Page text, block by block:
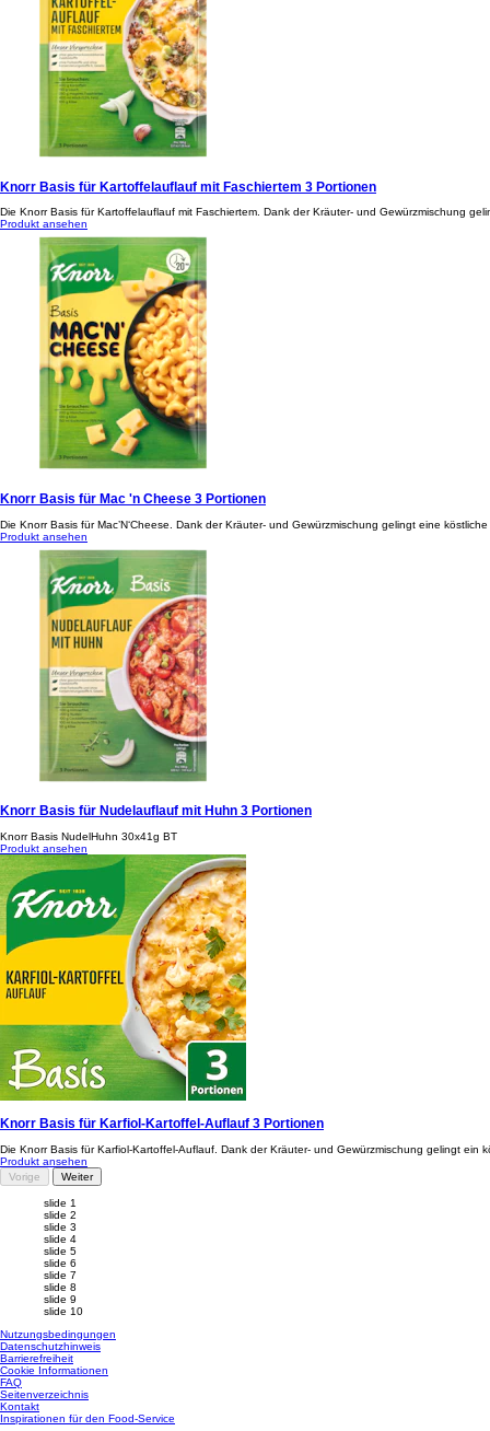
Knorr Basis für Kartoffelauflauf mit Faschiertem 3 Portionen
Die Knorr Basis für Kartoffelauflauf mit Faschiertem. Dank der Kräuter- und Gewürzmischung
Produkt ansehen
Knorr Basis für Mac 'n Cheese 3 Portionen
Die Knorr Basis für Mac’N‘Cheese. Dank der Kräuter- und Gewürzmischung gelingt eine
Produkt ansehen
Knorr Basis für Nudelauflauf mit Huhn 3 Portionen
Knorr Basis NudelHuhn 30x41g BT
Produkt ansehen
Knorr Basis für Karfiol-Kartoffel-Auflauf 3 Portionen
Die Knorr Basis für Karfiol-Kartoffel-Auflauf. Dank der Kräuter- und Gewürzmischung gelingt ein
Produkt ansehen
Vorige
Weiter
slide 1
slide 2
slide 3
slide 4
slide 5
slide 6
slide 7
slide 8
slide 9
slide 10
Nutzungsbedingungen
Datenschutzhinweis
Cookie-Einstellungen
Barrierefreiheit
Cookie Informationen
FAQ